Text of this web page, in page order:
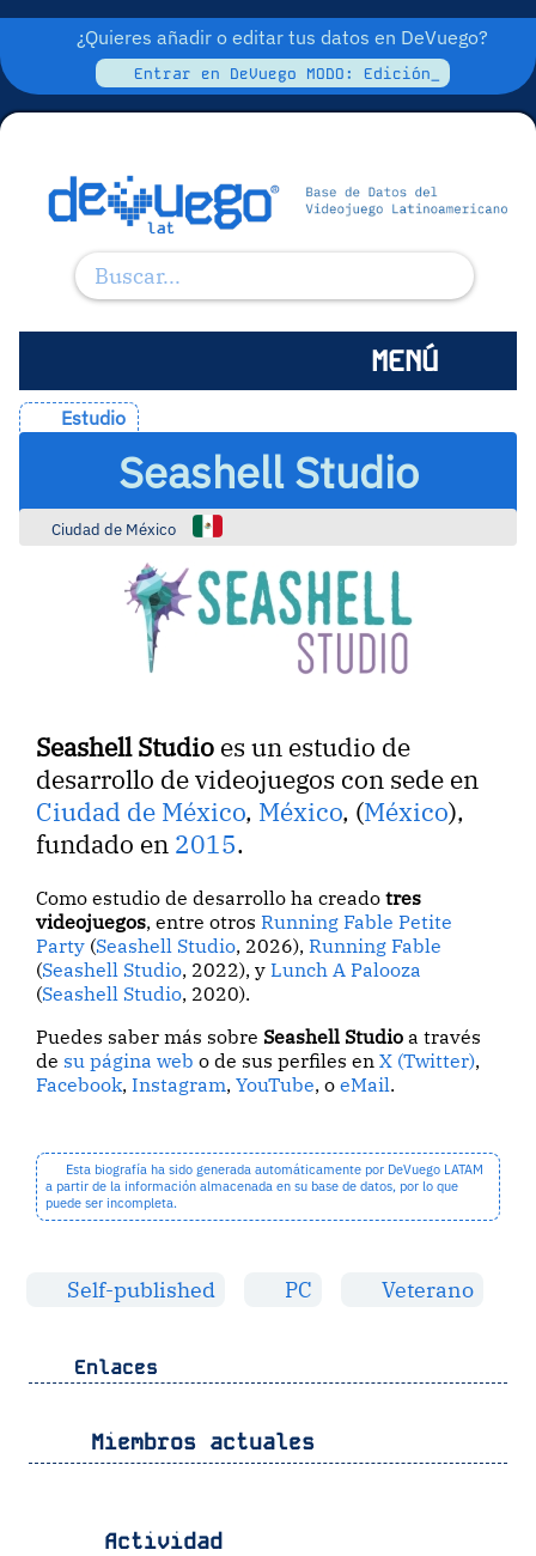
¿Quieres añadir o editar tus datos en DeVuego?
Entrar en DeVuego MODO: Edición_
MENÚ
Estudio
Seashell Studio
Ciudad de México
Seashell Studio es un estudio de
desarrollo de videojuegos con sede en
Ciudad de México, México, (México),
fundado en 2015.
Como estudio de desarrollo ha creadotres
videojuegos, entre otrosRunning Fable Petite
Party (Seashell Studio, 2026),Running Fable
(Seashell Studio, 2022), yLunch A Palooza
(Seashell Studio, 2020).
Puedes saber más sobre Seashell Studio a través
de su página web o de sus perfiles enX (Twitter),
Facebook,Instagram,YouTube, oeMail.
Esta biografía ha sido generada automáticamente por DeVuego LATAM
a partir de la información almacenada en su base de datos, por lo que
puede ser incompleta.
Self-published PC Veterano
Enlaces
Miembros actuales
Actividad